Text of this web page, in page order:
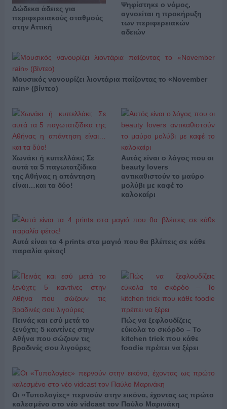
Δώδεκα άδειες για
περιφερειακούς σταθμούς
στην Αττική
Ψηφίστηκε ο νόμος,
αγνοείται η προκήρυξη
των περιφερειακών
αδειών
Μουσικός νανουρίζει λιοντάρια παίζοντας το «November
rain» (βίντεο)
Χωνάκι ή κυπελλάκι; Σε
αυτά τα 5 παγωτατζίδικα
της Αθήνας η απάντηση
είναι…και τα δύο!
Αυτός είναι ο λόγος που οι
beauty lovers
αντικαθιστούν το μαύρο
μολύβι με καφέ το
καλοκαίρι
Αυτά είναι τα 4 prints στα μαγιό που θα βλέπεις σε κάθε
παραλία φέτος!
Πεινάς και εσύ μετά το
ξενύχτι; 5 καντίνες στην
Αθήνα που σώζουν τις
βραδινές σου λιγούρες
Πώς να ξεφλουδίζεις
εύκολα το σκόρδο – Το
kitchen trick που κάθε
foodie πρέπει να ξέρει
Οι «Τυπολογίες» περνούν στην εικόνα, έχοντας ως πρώτο
καλεσμένο στο νέο vidcast τον Παύλο Μαρινάκη